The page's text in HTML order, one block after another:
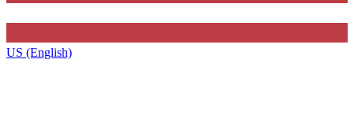
US (English)